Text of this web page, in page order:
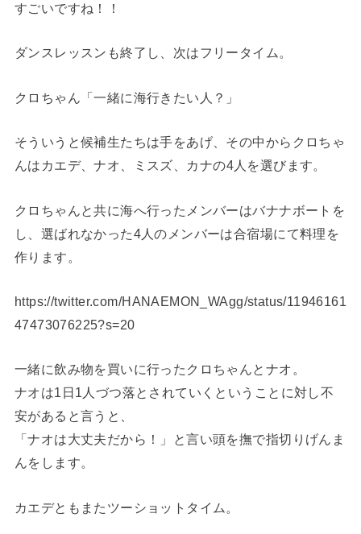
すごいですね！！
ダンスレッスンも終了し、次はフリータイム。
クロちゃん「一緒に海行きたい人？」
そういうと候補生たちは手をあげ、その中からクロちゃ
んは カエデ、ナオ、ミスズ、カナの4人 を選びます。
クロちゃんと共に海へ行ったメンバーはバナナボートを
し、選ばれなかった4人のメンバーは合宿場にて料理を
作ります。
https://twitter.com/HANAEMON_WAgg/status/11946161
47473076225?s=20
一緒に飲み物を買いに行ったクロちゃんとナオ。
ナオは1日1人づつ落とされていくということに対し不
安があると言うと、
「ナオは大丈夫だから！」と言い頭を撫で指切りげんま
んをします。
カエデともまたツーショットタイム。